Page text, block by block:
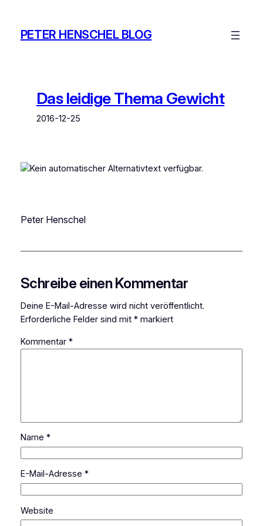
springen
PETER HENSCHEL BLOG
Das leidige Thema Gewicht
2016-12-25
Peter Henschel
Schreibe einen Kommentar
Deine E-Mail-Adresse wird nicht veröffentlicht.
Erforderliche Felder sind mit *markiert
Kommentar *
Name *
E-Mail-Adresse *
Website